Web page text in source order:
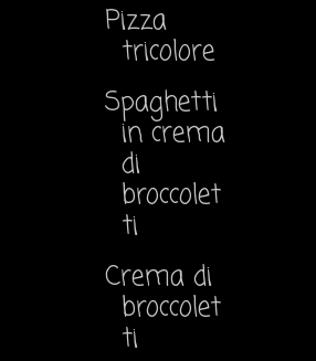
Pizza
tricolore
Spaghetti
in crema
di
broccolet
ti
Crema di
broccolet
ti